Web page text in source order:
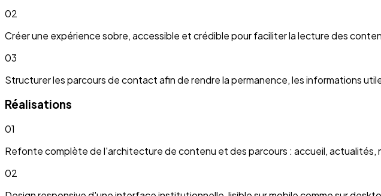
02
Créer une expérience sobre, accessible et crédible pour faciliter la lecture des
03
Structurer les parcours de contact afin de rendre la permanence, les informations
Réalisations
01
Refonte complète de l'architecture de contenu et des parcours : accueil,
02